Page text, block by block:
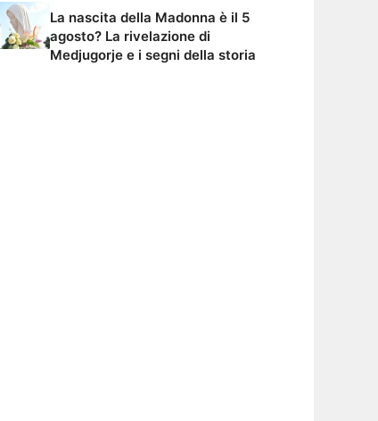
La nascita della Madonna è il 5
agosto? La rivelazione di
Medjugorje e i segni della storia